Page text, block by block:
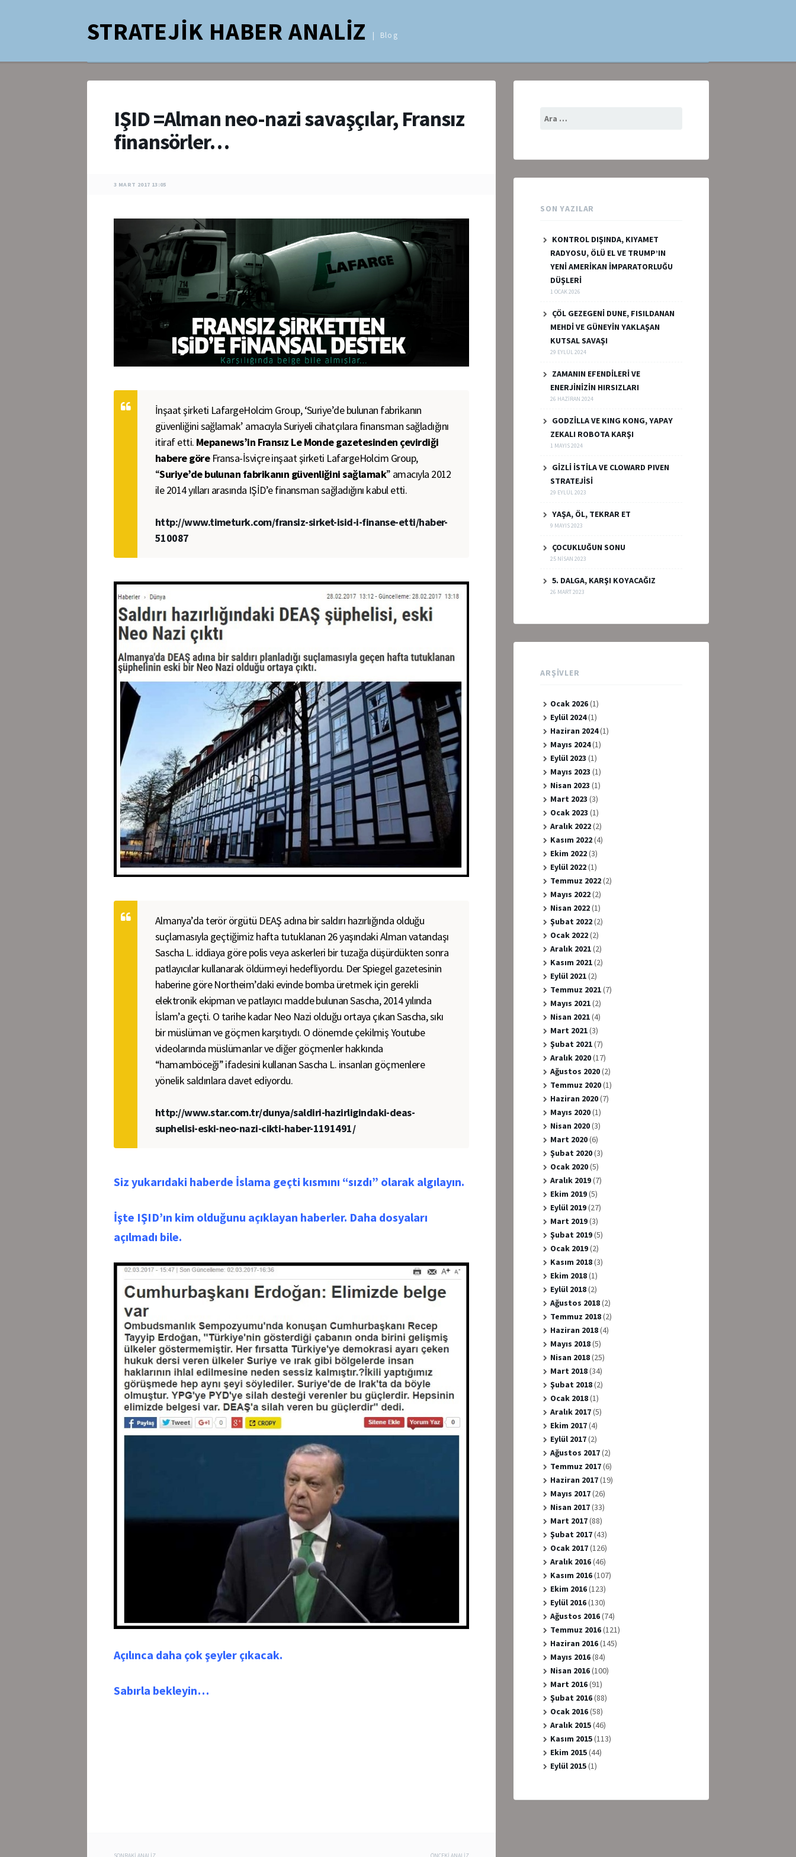
STRATEJİK HABER ANALİZ Blog
IŞID =Alman neo-nazi savaşçılar, Fransız
finansörler…
3 MART 2017 13:05
İnşaat şirketi LafargeHolcim Group, ‘Suriye’de bulunan fabrikanın
güvenliğini sağlamak’ amacıyla Suriyeli cihatçılara finansman sağladığını
itiraf etti. Mepanews’in Fransız Le Monde gazetesinden çevirdiği
habere göreFransa-İsviçre inşaat şirketi LafargeHolcim Group,
“Suriye’de bulunan fabrikanın güvenliğini sağlamak” amacıyla 2012
ile 2014 yılları arasında IŞİD’e finansman sağladığını kabul etti.
http://www.timeturk.com/fransiz-sirket-isid-i-finanse-etti/haber-
510087
Almanya’da terör örgütü DEAŞ adına bir saldırı hazırlığında olduğu
suçlamasıyla geçtiğimiz hafta tutuklanan 26 yaşındaki Alman vatandaşı
Sascha L. iddiaya göre polis veya askerleri bir tuzağa düşürdükten sonra
patlayıcılar kullanarak öldürmeyi hedefliyordu. Der Spiegel gazetesinin
haberine göre Northeim’daki evinde bomba üretmek için gerekli
elektronik ekipman ve patlayıcı madde bulunan Sascha, 2014 yılında
İslam’a geçti. O tarihe kadar Neo Nazi olduğu ortaya çıkan Sascha, sıkı
bir müslüman ve göçmen karşıtıydı. O dönemde çekilmiş Youtube
videolarında müslümanlar ve diğer göçmenler hakkında
“hamamböceği” ifadesini kullanan Sascha L. insanları göçmenlere
yönelik saldırılara davet ediyordu.
http://www.star.com.tr/dunya/saldiri-hazirligindaki-deas-
suphelisi-eski-neo-nazi-cikti-haber-1191491/
Siz yukarıdaki haberde İslama geçti kısmını “sızdı” olarak algılayın.
İşte IŞID’ın kim olduğunu açıklayan haberler. Daha dosyaları
açılmadı bile.
Açılınca daha çok şeyler çıkacak.
Sabırla bekleyin…
SON YAZILAR
KONTROL DIŞINDA, KIYAMET
RADYOSU, ÖLÜ EL VE TRUMP’IN
YENİ AMERİKAN İMPARATORLUĞU
DÜŞLERİ
1 OCAK 2026
ÇÖL GEZEGENİ DUNE, FISILDANAN
MEHDİ VE GÜNEYİN YAKLAŞAN
KUTSAL SAVAŞI
29 EYLÜL 2024
ZAMANIN EFENDİLERİ VE
ENERJİNİZİN HIRSIZLARI
26 HAZIRAN 2024
GODZİLLA VE KING KONG, YAPAY
ZEKALI ROBOTA KARŞI
1 MAYIS 2024
GİZLİ İSTİLA VE CLOWARD PIVEN
STRATEJİSİ
29 EYLÜL 2023
YAŞA, ÖL, TEKRAR ET
9 MAYIS 2023
ÇOCUKLUĞUN SONU
25 NISAN 2023
5. DALGA, KARŞI KOYACAĞIZ
26 MART 2023
ARŞIVLER
Ocak 2026(1)
Eylül 2024(1)
Haziran 2024(1)
Mayıs 2024(1)
Eylül 2023 (1)
Mayıs 2023 (1)
Nisan 2023 (1)
Mart 2023 (3)
Ocak 2023 (1)
Aralık 2022(2)
Kasım 2022(4)
Ekim 2022(3)
Eylül 2022(1)
Temmuz 2022(2)
Mayıs 2022(2)
Nisan 2022(1)
Şubat 2022(2)
Ocak 2022(2)
Aralık 2021(2)
Kasım 2021(2)
Eylül 2021(2)
Temmuz 2021(7)
Mayıs 2021(2)
Nisan 2021(4)
Mart 2021(3)
Şubat 2021(7)
Aralık 2020(17)
Ağustos 2020(2)
Temmuz 2020(1)
Haziran 2020(7)
Mayıs 2020(1)
Nisan 2020(3)
Mart 2020(6)
Şubat 2020(3)
Ocak 2020(5)
Aralık 2019(7)
Ekim 2019(5)
Eylül 2019(27)
Mart 2019(3)
Şubat 2019(5)
Ocak 2019(2)
Kasım 2018(3)
Ekim 2018(1)
Eylül 2018(2)
Ağustos 2018(2)
Temmuz 2018(2)
Haziran 2018(4)
Mayıs 2018(5)
Nisan 2018(25)
Mart 2018(34)
Şubat 2018(2)
Ocak 2018(1)
Aralık 2017(5)
Ekim 2017(4)
Eylül 2017(2)
Ağustos 2017(2)
Temmuz 2017(6)
Haziran 2017(19)
Mayıs 2017(26)
Nisan 2017(33)
Mart 2017(88)
Şubat 2017(43)
Ocak 2017(126)
Aralık 2016(46)
Kasım 2016(107)
Ekim 2016(123)
Eylül 2016(130)
Ağustos 2016(74)
Temmuz 2016(121)
Haziran 2016(145)
Mayıs 2016(84)
Nisan 2016(100)
Mart 2016(91)
Şubat 2016(88)
Ocak 2016(58)
Aralık 2015(46)
Kasım 2015(113)
Ekim 2015(44)
Eylül 2015(1)